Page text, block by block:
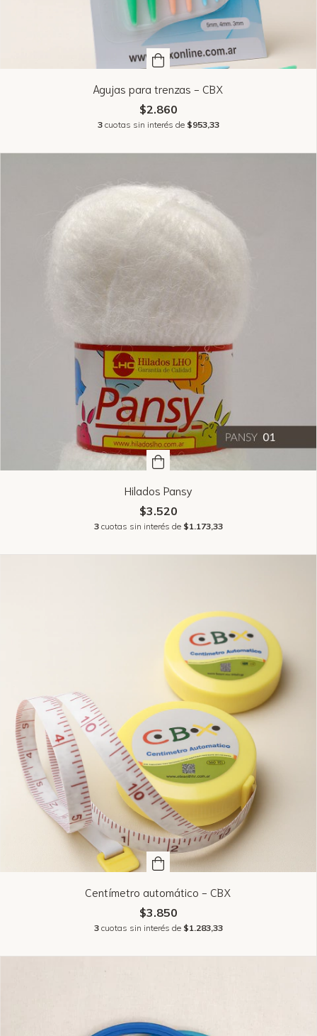
Agujas para trenzas - CBX
$2.860
3 cuotas sin interés de $953,33
Hilados Pansy
$3.520
3 cuotas sin interés de $1.173,33
Centímetro automático - CBX
$3.850
3 cuotas sin interés de $1.283,33